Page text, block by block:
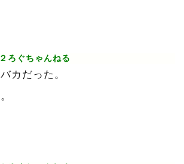
ろぐちゃんねる
カだった。